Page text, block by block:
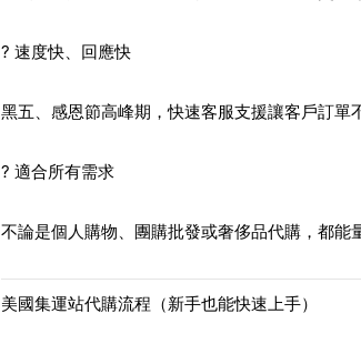
? 速度快、回應快
黑五、感恩節高峰期，快速客服支援讓客戶訂單
? 適合所有需求
不論是個人購物、團購批發或奢侈品代購，都能
美國集運站代購流程（新手也能快速上手）